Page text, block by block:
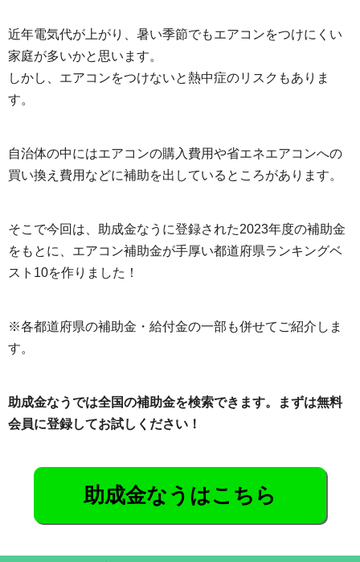
近年電気代が上がり、暑い季節でもエアコンをつけにくい
家庭が多いかと思います。
しかし、エアコンをつけないと熱中症のリスクもありま
す。
自治体の中にはエアコンの購入費用や省エネエアコンへの
買い換え費用などに補助を出しているところがあります。
そこで今回は、助成金なうに登録された2023年度の補助金
をもとに、エアコン補助金が手厚い都道府県ランキングベ
スト10を作りました！
※各都道府県の補助金・給付金の一部も併せてご紹介しま
す。
助成金なうでは全国の補助金を検索できます。まずは無料
会員に登録してお試しください！
助成金なうはこちら